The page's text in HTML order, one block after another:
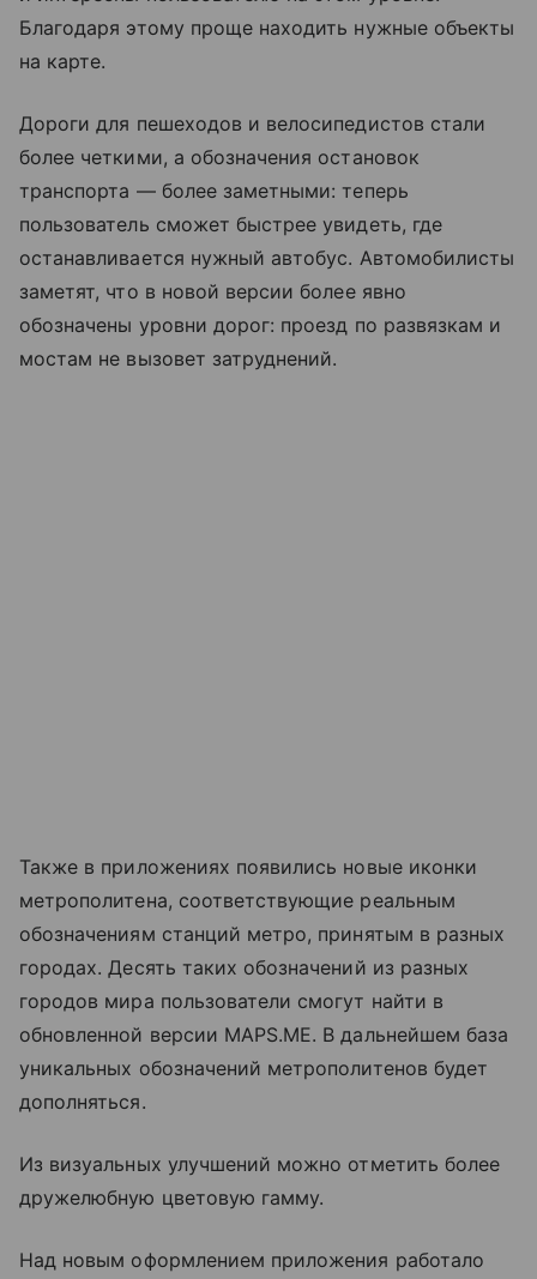
Благодаря этому проще находить нужные объекты
на карте.
Дороги для пешеходов и велосипедистов стали
более четкими, а обозначения остановок
транспорта — более заметными: теперь
пользователь сможет быстрее увидеть, где
останавливается нужный автобус. Автомобилисты
заметят, что в новой версии более явно
обозначены уровни дорог: проезд по развязкам и
мостам не вызовет затруднений.
Также в приложениях появились новые иконки
метрополитена, соответствующие реальным
обозначениям станций метро, принятым в разных
городах. Десять таких обозначений из разных
городов мира пользователи смогут найти в
обновленной версии MAPS.ME. В дальнейшем база
уникальных обозначений метрополитенов будет
дополняться.
Из визуальных улучшений можно отметить более
дружелюбную цветовую гамму.
Над новым оформлением приложения работало